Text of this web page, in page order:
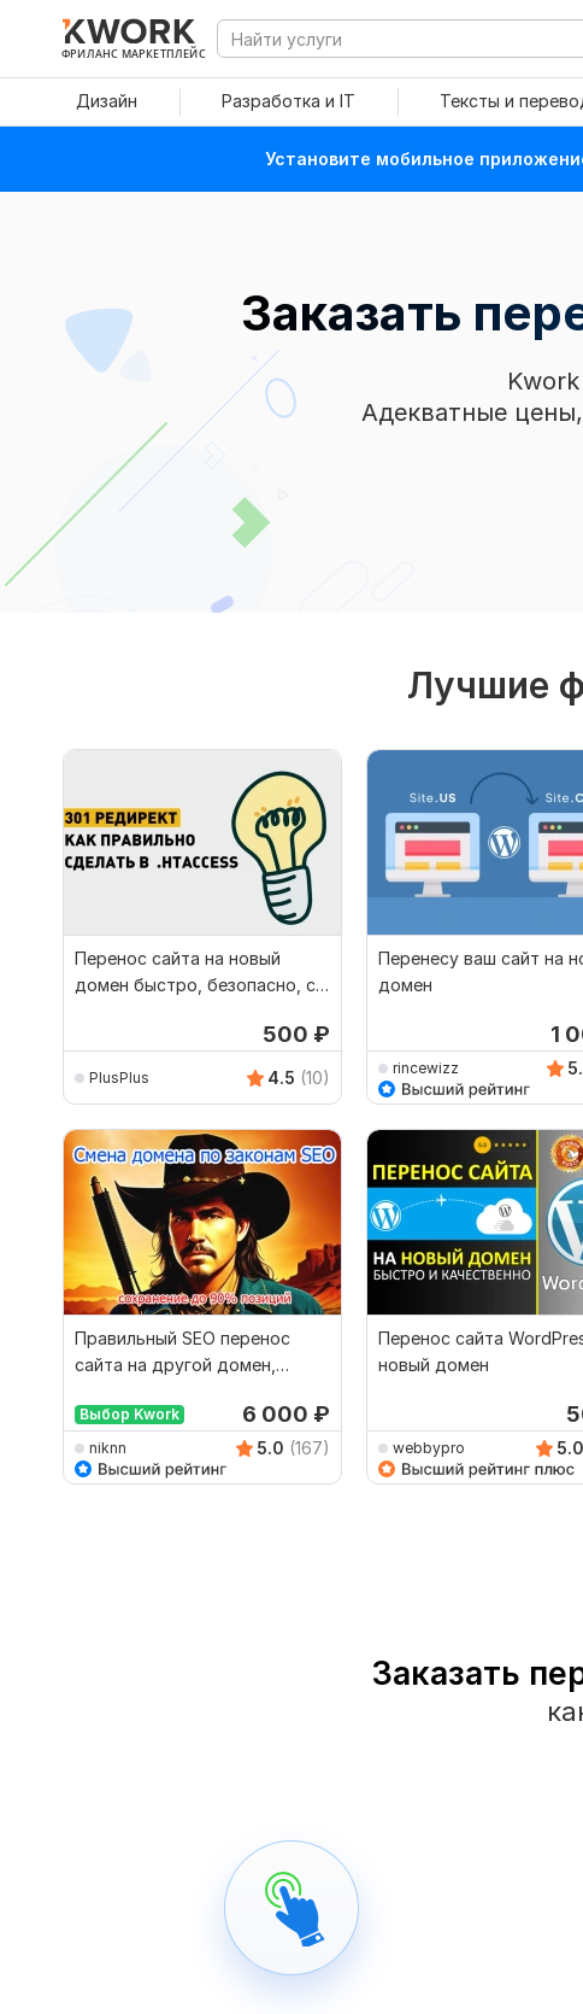
ФРИЛАНС МАРКЕТПЛЕЙС
Дизайн Разработка и IT Тексты и
Установите мобильное
Заказать
Адекватные цены,
Лучшие
Перенос сайта на новый
домен быстро, безопасно, с
500 ₽
PlusPlus 4.5 (10)
Перенесу ваш сайт на
домен
1
rincewizz
Правильный SEO перенос
сайта на другой домен,
Выбор Kwork 6 000 ₽
niknn 5.0 (167)
Перенос сайта
новый домен
webbypro 5.0
Заказать